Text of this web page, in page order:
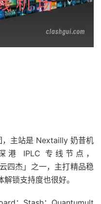
主站是 Nextailly 奶昔机
IPLC 专线节点，
四杰」之一，主打精品稳
锁支持度也很好。